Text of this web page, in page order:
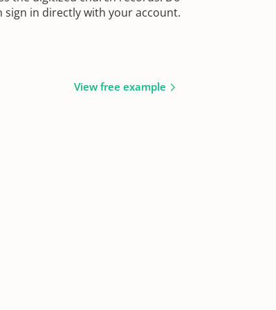
sign in directly with your account.
View free example